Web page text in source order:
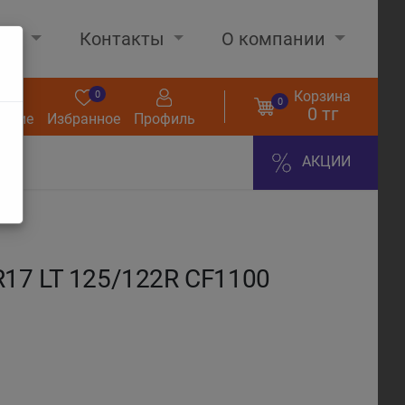
Контакты О компании
Избранное
0
Профиль
0 Корзина
0 тг
АКЦИИ
LT 125/122R CF1100